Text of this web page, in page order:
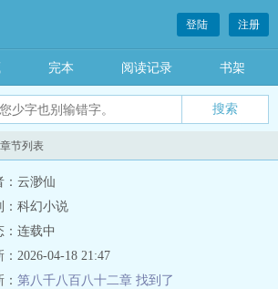
登陆 注册
完本 阅读记录 书架
节列表
：云渺仙
：科幻小说
：连载中
：2026-04-18 21:47
第八千八百八十二章 找到了